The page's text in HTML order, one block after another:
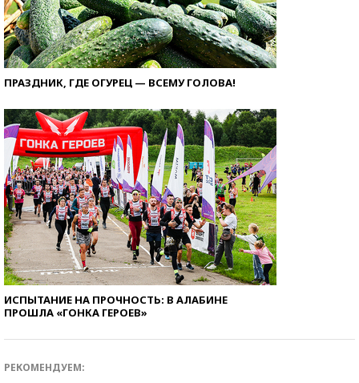
ПРАЗДНИК, ГДЕ ОГУРЕЦ — ВСЕМУ ГОЛОВА!
ИСПЫТАНИЕ НА ПРОЧНОСТЬ: В АЛАБИНЕ
ПРОШЛА «ГОНКА ГЕРОЕВ»
РЕКОМЕНДУЕМ: